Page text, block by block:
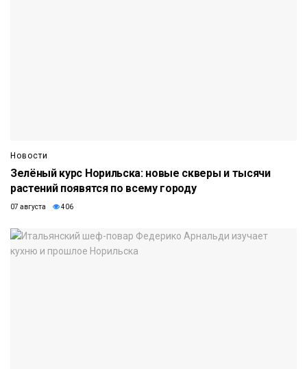
Новости
Зелёный курс Норильска: новые скверы и тысячи
растений появятся по всему городу
07 августа 406